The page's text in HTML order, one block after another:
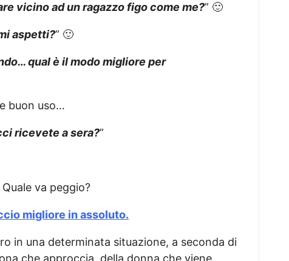
vicino ad un ragazzo figo come me?” 🙂
aspetti?” 🙂
qual è il modo migliore per
buon uso…
ricevete a sera?”
va peggio?
migliore in assoluto.
in una determinata situazione, a seconda di
che approccia, della donna che viene